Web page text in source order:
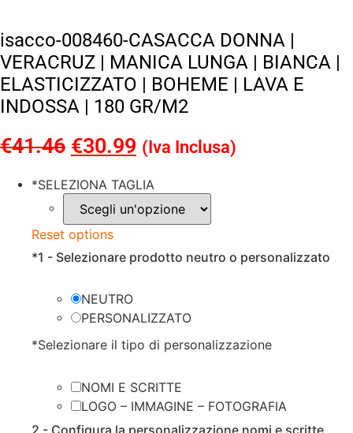
isacco-008460-CASACCA DONNA |
VERACRUZ | MANICA LUNGA | BIANCA |
ELASTICIZZATO | BOHEME | LAVA E
INDOSSA | 180 GR/M2
€41.46 Il
originale
era:
€41.46.
€30.99 Il
attuale
è:
€30.99.
(Iva Inclusa)
*SELEZIONA TAGLIA
Reset options
*1 - Selezionare prodotto neutro o personalizzato
NEUTRO
PERSONALIZZATO
*Selezionare il tipo di personalizzazione
NOMI E SCRITTE
LOGO – IMMAGINE – FOTOGRAFIA
2 - Configura la personalizzazione nomi e scritte